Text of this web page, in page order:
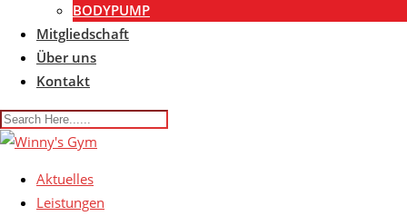
BODYPUMP
Mitgliedschaft
Über uns
Kontakt
Aktuelles
Leistungen